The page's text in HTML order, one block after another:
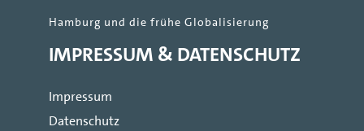
Hamburg und die frühe Globalisierung
IMPRESSUM & DATENSCHUTZ
Impressum
Datenschutz